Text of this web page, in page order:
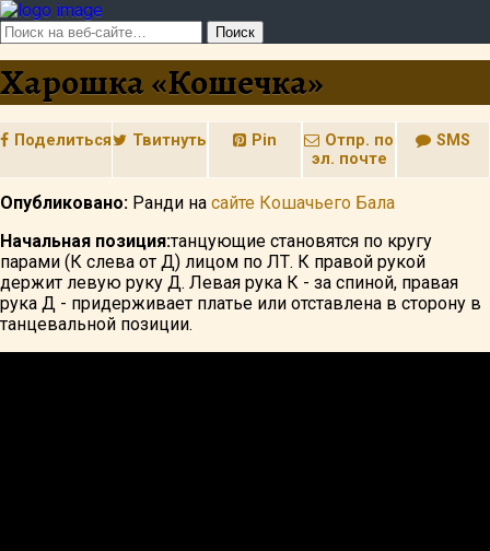
Харошка «Кошечка»
Поделиться Твитнуть Pin
Отпр. по
эл. почте
SMS
Опубликовано: Ранди на сайте Кошачьего Бала
Начальная позиция:танцующие становятся по кругу
парами (К слева от Д) лицом по ЛТ. К правой рукой
держит левую руку Д. Левая рука К - за спиной, правая
рука Д - придерживает платье или отставлена в сторону в
танцевальной позиции.